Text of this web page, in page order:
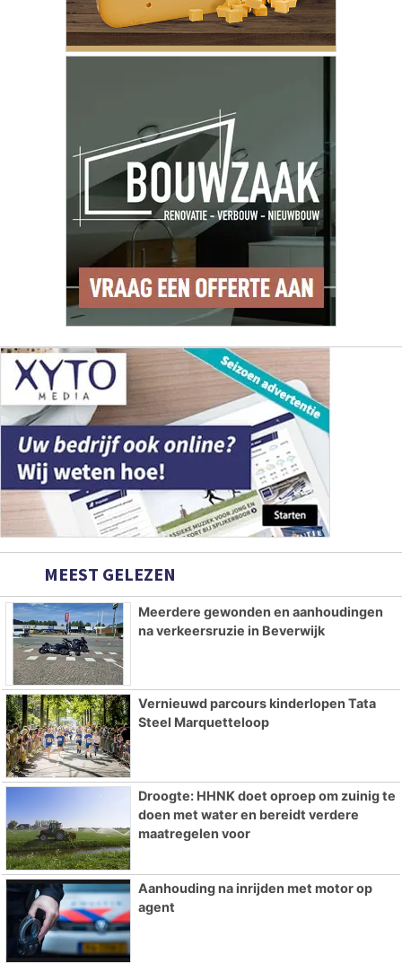
MEEST GELEZEN
Meerdere gewonden en aanhoudingen
na verkeersruzie in Beverwijk
Vernieuwd parcours kinderlopen Tata
Steel Marquetteloop
Droogte: HHNK doet oproep om zuinig te
doen met water en bereidt verdere
maatregelen voor
Aanhouding na inrijden met motor op
agent